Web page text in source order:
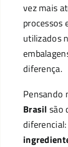
vez mais
processos
utilizados
diferença.
Pensando
Brasil são